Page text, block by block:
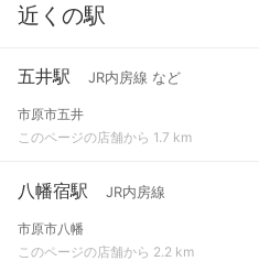
近くの駅
五井駅 JR内房線 など
市原市五井
このページの店舗から 1.7 km
八幡宿駅 JR内房線
市原市八幡
このページの店舗から 2.2 km